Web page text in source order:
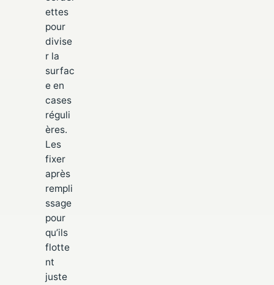
ettes
pour
divise
r la
surfac
e en
cases
réguli
ères.
Les
fixer
après
rempli
ssage
pour
qu’ils
flotte
nt
juste